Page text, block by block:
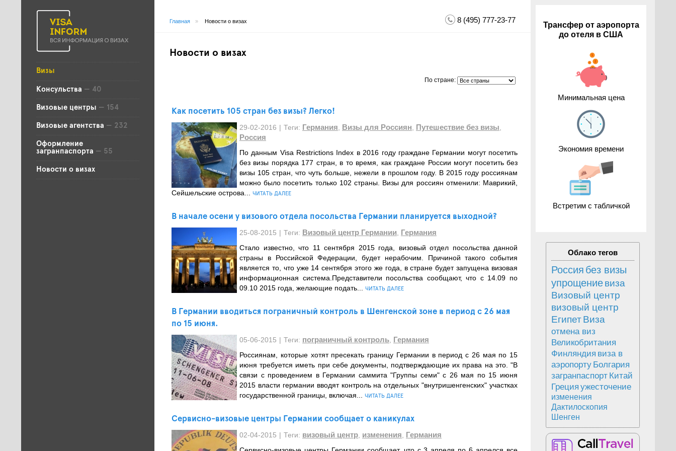
Визы
Консульства — 40
Визовые центры — 154
Визовые агентства — 232
Оформление
загранпаспорта — 55
Новости о визах
Главная » Новости о визах 8 (495) 777-23-77
Новости о визах
По стране:
Как посетить 105 стран без визы? Легко!
29-02-2016 | Теги: Германия Визы для Россиян Путешествие без визы
Россия
По данным Visa Restrictions Index в 2016 году граждане Германии могут посетить
без визы порядка 177 стран, в то время, как граждане России могут посетить без
визы 105 стран, что чуть больше, нежели в прошлом году. В 2015 году россиянам
можно было посетить только 102 страны. Визы для россиян отменили: Маврикий,
Сейшельские острова...
ЧИТАТЬ ДАЛЕЕ
В начале осени у визового отдела посольства Германии планируется выходной?
25-08-2015 | Теги: Визовый центр Германии Германия
Стало известно, что 11 сентября 2015 года, визовый отдел посольства данной
страны в Российской Федерации, будет нерабочим. Причиной такого события
является то, что уже 14 сентября этого же года, в стране будет запущена визовая
информационная система.Представители посольства сообщают, что с 14.09 по
09.10 2015 года, желающие подать...
ЧИТАТЬ ДАЛЕЕ
В Германии вводиться пограничный контроль в Шенгенской зоне в период с 26 мая
по 15 июня.
05-06-2015 | Теги: пограничный контроль Германия
Россиянам, которые хотят пресекать границу Германии в период с 26 мая по 15
июня требуется иметь при себе документы, подтверждающие их права на это. "В
связи с проведением в Германии саммита "Группы семи" с 26 мая по 15 июня
2015 власти германии вводят контроль на отдельных "внутришенгенских" участках
государственной границы, включая...
ЧИТАТЬ ДАЛЕЕ
Сервисно-визовые центры Германии сообщает о каникулах
02-04-2015 | Теги: визовый центр изменения Германия
Трансфер от аэропорта
до отеля в США
Минимальная цена
Экономия времени
Встретим с табличкой
Облако тегов
Россия без визы
упрощениевиза
Визовый центр
визовый центр
ЕгипетВиза
отмена виз
Великобритания
Финляндия виза в
аэропорту Болгария
загранпаспорт Китай
Греция ужесточение
изменения
Дактилоскопия
Шенген